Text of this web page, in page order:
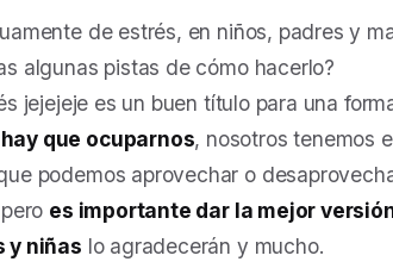
de estrés, en niños, padres y
algunas pistas de cómo hacerlo?
jejejeje es un buen título para una
que ocuparnos, nosotros tenemos
podemos aprovechar o
es importante dar la mejor
y niñas lo agradecerán y mucho.